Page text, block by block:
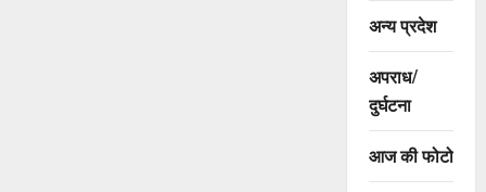
अन्य प्रदेश
अपराध/
दुर्घटना
आज की फोटो